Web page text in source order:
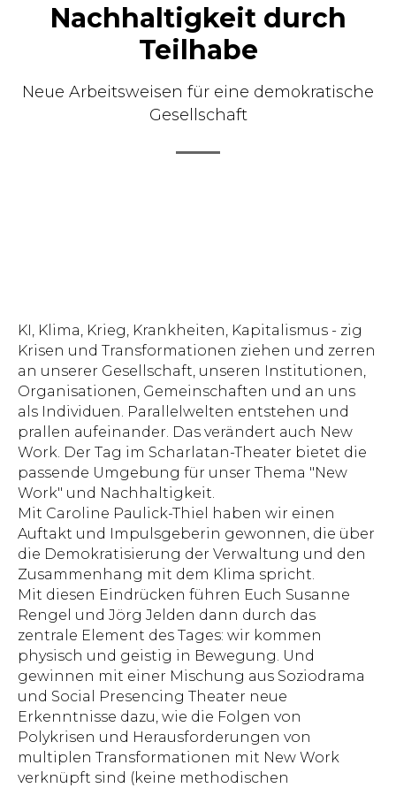
Nachhaltigkeit durch
Teilhabe
Neue Arbeitsweisen für eine demokratische
Gesellschaft
KI, Klima, Krieg, Krankheiten, Kapitalismus - zig
Krisen und Transformationen ziehen und zerren
an unserer Gesellschaft, unseren Institutionen,
Organisationen, Gemeinschaften und an uns
als Individuen. Parallelwelten entstehen und
prallen aufeinander. Das verändert auch New
Work. Der Tag im Scharlatan-Theater bietet die
passende Umgebung für unser Thema "New
Work" und Nachhaltigkeit.
Mit Caroline Paulick-Thiel haben wir einen
Auftakt und Impulsgeberin gewonnen, die über
die Demokratisierung der Verwaltung und den
Zusammenhang mit dem Klima spricht.
Mit diesen Eindrücken führen Euch Susanne
Rengel und Jörg Jelden dann durch das
zentrale Element des Tages: wir kommen
physisch und geistig in Bewegung. Und
gewinnen mit einer Mischung aus Soziodrama
und Social Presencing Theater neue
Erkenntnisse dazu, wie die Folgen von
Polykrisen und Herausforderungen von
multiplen Transformationen mit New Work
verknüpft sind (keine methodischen